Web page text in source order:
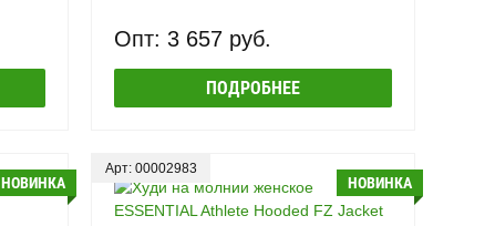
Опт: 3 657 руб.
ПОДРОБНЕЕ
НОВИНКА
Арт: 00002983
НОВИНКА